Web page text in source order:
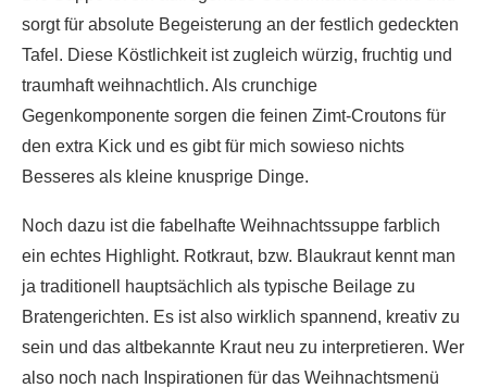
sorgt für absolute Begeisterung an der festlich gedeckten
Tafel. Diese Köstlichkeit ist zugleich würzig, fruchtig und
traumhaft weihnachtlich. Als crunchige
Gegenkomponente sorgen die feinen Zimt-Croutons für
den extra Kick und es gibt für mich sowieso nichts
Besseres als kleine knusprige Dinge.
Noch dazu ist die fabelhafte Weihnachtssuppe farblich
ein echtes Highlight. Rotkraut, bzw. Blaukraut kennt man
ja traditionell hauptsächlich als typische Beilage zu
Bratengerichten. Es ist also wirklich spannend, kreativ zu
sein und das altbekannte Kraut neu zu interpretieren. Wer
also noch nach Inspirationen für das Weihnachtsmenü